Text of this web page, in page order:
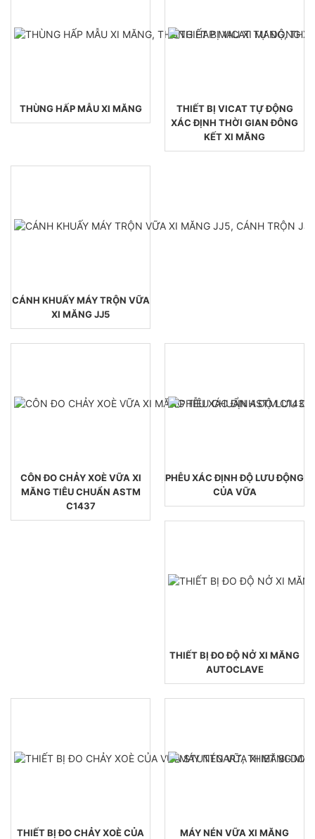
THÙNG HẤP MẪU XI MĂNG
THIẾT BỊ VICAT TỰ ĐỘNG
XÁC ĐỊNH THỜI GIAN ĐÔNG
KẾT XI MĂNG
CÁNH KHUẤY MÁY TRỘN VỮA
XI MĂNG JJ5
CÔN ĐO CHẢY XOÈ VỮA XI
MĂNG TIÊU CHUẨN ASTM
C1437
PHỄU XÁC ĐỊNH ĐỘ LƯU ĐỘNG
CỦA VỮA
THIẾT BỊ ĐO ĐỘ NỞ XI MĂNG
AUTOCLAVE
THIẾT BỊ ĐO CHẢY XOÈ CỦA
MÁY NÉN VỮA XI MĂNG